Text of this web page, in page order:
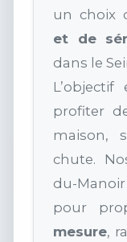
un choix
et de
dans le
profiter
maison,
chute.
du-
pour
mesure,